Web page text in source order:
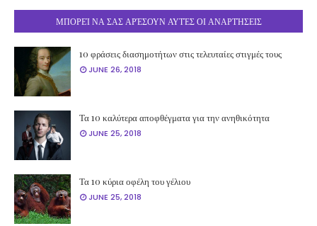
ΜΠΟΡΕΊ ΝΑ ΣΑΣ ΑΡΈΣΟΥΝ ΑΥΤΈΣ ΟΙ ΑΝΑΡΤΉΣΕΙΣ
10 φράσεις διασημοτήτων στις τελευταίες στιγμές τους
JUNE 26, 2018
Τα 10 καλύτερα αποφθέγματα για την ανηθικότητα
JUNE 25, 2018
Τα 10 κύρια οφέλη του γέλιου
JUNE 25, 2018